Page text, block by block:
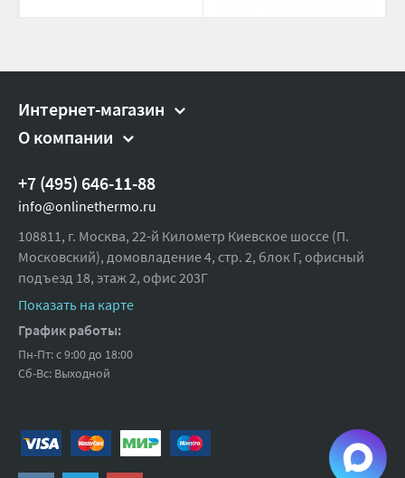
Интернет-магазин
О компании
+7 (495) 646-11-88
info@onlinethermo.ru
108811, г. Москва, 22-й Километр Киевское шоссе (П.
Московский), домовладение 4, стр. 2, блок Г, офисный
подъезд 18, этаж 2, офис 203Г
Показать на карте
График работы:
Пн-Пт: с 9:00 до 18:00
Сб-Вс: Выходной